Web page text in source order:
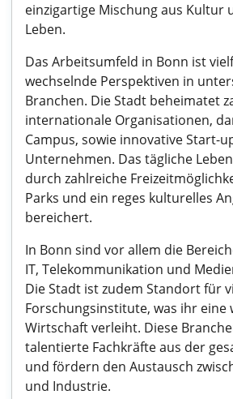
einzigartige Mischung aus Kultur
Leben.
Das Arbeitsumfeld in Bonn ist
wechselnde Perspektiven in
Branchen. Die Stadt beheimatet
internationale Organisationen,
Campus, sowie innovative Start-
Unternehmen. Das tägliche
durch zahlreiche
Parks und ein reges kulturelles
bereichert.
In Bonn sind vor allem die
IT, Telekommunikation und
Die Stadt ist zudem Standort für
Forschungsinstitute, was ihr eine
Wirtschaft verleiht. Diese
talentierte Fachkräfte aus der
und fördern den Austausch
und Industrie.